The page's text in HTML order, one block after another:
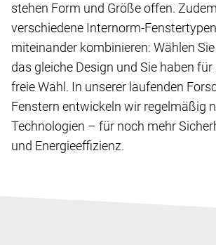
stehen Form und Größe offen.
verschiedene Internorm-
miteinander kombinieren: Wählen
das gleiche Design und Sie haben
freie Wahl. In unserer laufenden
Fenstern entwickeln wir regelmäßig
Technologien – für noch mehr
und Energieeffizienz.